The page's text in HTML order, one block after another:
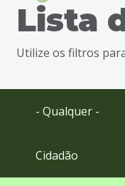
busca
Ir
Lista
Utilize os filtros
- Qualquer -
Cidadão